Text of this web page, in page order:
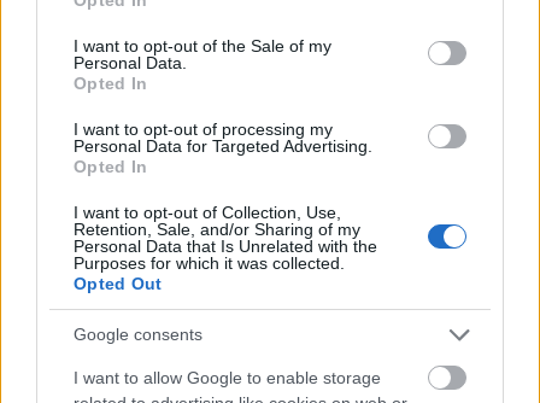
use your data for below specified purposes in below Google
consent section.
I want to opt-out of the Sale of my
Personal Data.
Opted In
I want to opt-out of processing my
Personal Data for Targeted Advertising.
Opted In
I want to opt-out of Collection, Use,
Retention, Sale, and/or Sharing of my
Personal Data that Is Unrelated with the
Purposes for which it was collected.
Opted Out
Google consents
I want to allow Google to enable storage
Γιαννακόπουλος: «Έγινε μία πολύ καλή
συνάντηση, το πρωτάθλημα θα συνεχιστεί»
H μεγαλύτερη αθλητική ξεφτίλα όλων των
εποχών!
@Photo credits:
Διάβασε όλα τατελευταία νέα
επικαιρότητας. Μάθε για όλους τους
live αγώνες σήμερα
εβδομάδας μέσα από το υπερπλήρες Πρόγραμμα TV του